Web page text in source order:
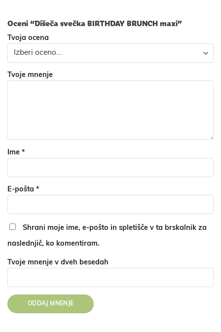
Oceni “Dišeča svečka BIRTHDAY BRUNCH maxi”
Tvoja ocena
Tvoje mnenje
Ime *
E-pošta *
Shrani moje ime, e-pošto in spletišče v ta brskalnik za
naslednjič, ko komentiram.
Tvoje mnenje v dveh besedah